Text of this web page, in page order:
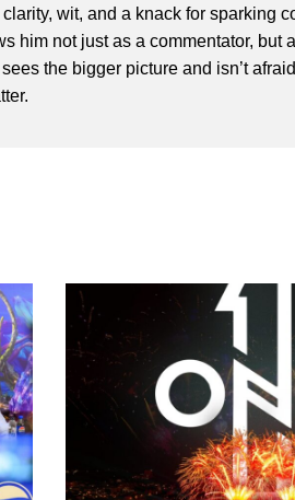
wit, and a knack for sparking
him not just as a commentator, but
the bigger picture and isn’t